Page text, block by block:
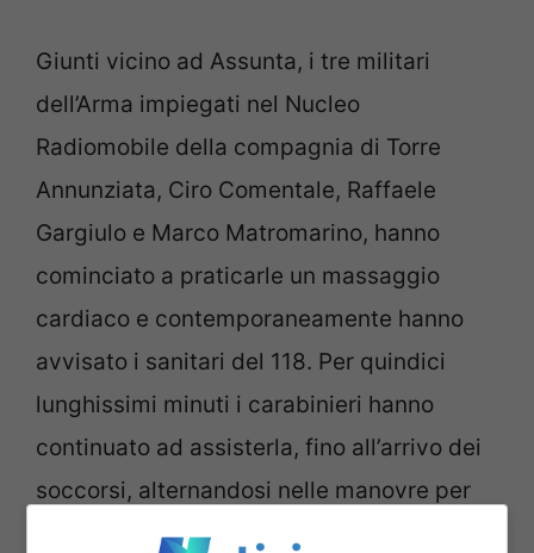
Giunti vicino ad Assunta, i tre militari
dell’Arma impiegati nel Nucleo
Radiomobile della compagnia di Torre
Annunziata, Ciro Comentale, Raffaele
Gargiulo e Marco Matromarino, hanno
cominciato a praticarle un massaggio
cardiaco e contemporaneamente hanno
avvisato i sanitari del 118. Per quindici
lunghissimi minuti i carabinieri hanno
continuato ad assisterla, fino all’arrivo dei
soccorsi, alternandosi nelle manovre per
provare a rianimare la donna.